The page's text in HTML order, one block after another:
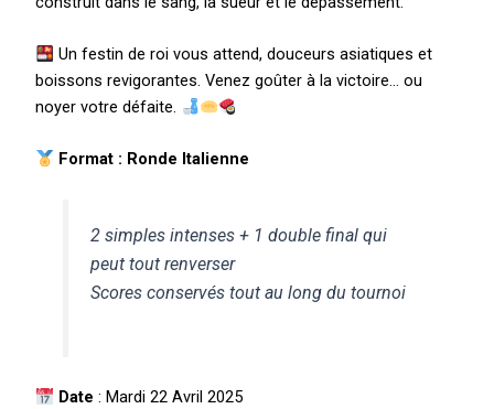
Un festin de roi vous attend, douceurs asiatiques et
boissons revigorantes. Venez goûter à la victoire… ou
noyer votre défaite.
Format : Ronde Italienne
2 simples intenses + 1 double final qui
peut tout renverser
Scores conservés tout au long du tournoi
Date : Mardi 22 Avril 2025